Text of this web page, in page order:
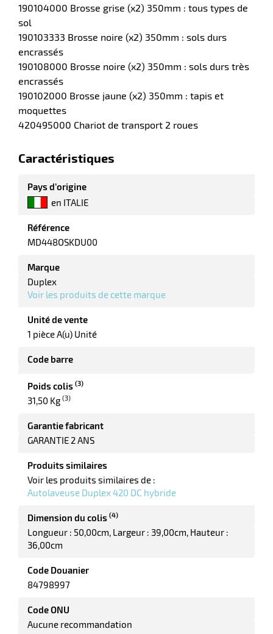
190104000 Brosse grise (x2) 350mm : tous types de
sol
190103333 Brosse noire (x2) 350mm : sols durs
encrassés
190108000 Brosse noire (x2) 350mm : sols durs très
encrassés
190102000 Brosse jaune (x2) 350mm : tapis et
moquettes
420495000 Chariot de transport 2 roues
Caractéristiques
Pays d’origine
en ITALIE
Référence
MD448OSKDU00
Marque
Duplex
Voir les produits de cette marque
Unité de vente
1 pièce A(u) Unité
Code barre
Poids colis (3)
31,50 Kg (3)
Garantie fabricant
GARANTIE 2 ANS
Produits similaires
Voir les produits similaires de :
Autolaveuse Duplex 420 DC hybride
Dimension du colis (4)
Longueur : 50,00cm Largeur : 39,00cm Hauteur :
36,00cm
Code Douanier
84798997
Code ONU
Aucune recommandation